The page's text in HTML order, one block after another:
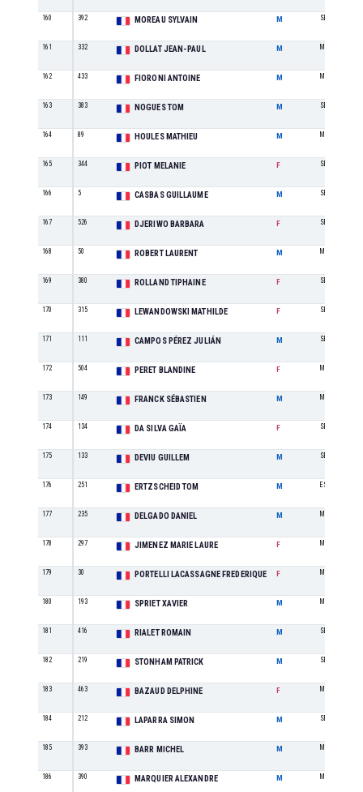
160 392 MOREAU SYLVAIN M SE
161 332 DOLLAT JEAN-PAUL M M4
162 433 FIORONI ANTOINE M M1
163 383 NOGUES TOM M SE
164 89 HOULES MATHIEU M M1
165 344 PIOT MELANIE F SE
166 5 CASBAS GUILLAUME M SE
167 526 DJERIWO BARBARA F SE
168 50 ROBERT LAURENT M M3
169 380 ROLLAND TIPHAINE F SE
170 315 LEWANDOWSKI MATHILDE F SE
171 111 CAMPOS PÉREZ JULIÁN M SE
172 504 PERET BLANDINE F M1
173 149 FRANCK SÉBASTIEN M M2
174 134 DA SILVA GAÏA F SE
175 133 DEVIU GUILLEM M SE
176 251 ERTZSCHEID TOM M ES
177 235 DELGADO DANIEL M M5
178 297 JIMENEZ MARIE LAURE F M2
179 30 PORTELLI LACASSAGNE FREDERIQUE F M2
180 193 SPRIET XAVIER M M3
181 416 RIALET ROMAIN M SE
182 219 STONHAM PATRICK M SE
183 463 BAZAUD DELPHINE F M3
184 212 LAPARRA SIMON M SE
185 393 BARR MICHEL M M1
186 390 MARQUIER ALEXANDRE M M0